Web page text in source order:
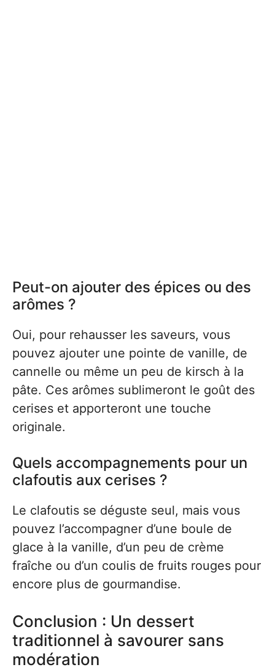
Peut-on ajouter des épices ou des
arômes ?
Oui, pour rehausser les saveurs, vous
pouvez ajouter une pointe de vanille, de
cannelle ou même un peu de kirsch à la
pâte. Ces arômes sublimeront le goût des
cerises et apporteront une touche
originale.
Quels accompagnements pour un
clafoutis aux cerises ?
Le clafoutis se déguste seul, mais vous
pouvez l’accompagner d’une boule de
glace à la vanille, d’un peu de crème
fraîche ou d’un coulis de fruits rouges pour
encore plus de gourmandise.
Conclusion : Un dessert
traditionnel à savourer sans
modération